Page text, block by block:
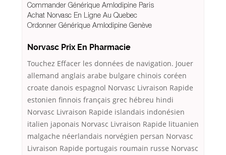
Commander Générique Amlodipine Paris
Achat Norvasc En Ligne Au Quebec
Ordonner Générique Amlodipine Genève
Norvasc Prix En Pharmacie
Touchez Effacer les données de navigation. Jouer
allemand anglais arabe bulgare chinois coréen
croate danois espagnol Norvasc Livraison Rapide
estonien finnois français grec hébreu hindi
Norvasc Livraison Rapide islandais indonésien
italien japonais Norvasc Livraison Rapide lituanien
malgache néerlandais norvégien persan Norvasc
Livraison Rapide portugais roumain russe Norvasc